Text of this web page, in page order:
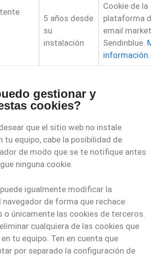
5 años desde
su
instalación
Cookie de la
plataforma
email
Sendinblue.
información.
gestionar y
cookies?
que el sitio web no instale
tu equipo, cabe la posibilidad de
de modo que se te notifique antes
ninguna cookie.
igualmente modificar la
de forma que rechace
o únicamente las cookies de terceros.
cualquiera de las cookies que
tu equipo. Ten en cuenta que
por separado la configuración de